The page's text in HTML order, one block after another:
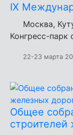
IX
Москва,
Конгресс-парк
22-23 марта
Общее